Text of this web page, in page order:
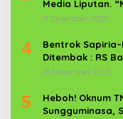
Media Liputan.
11 Desember 2025
4
Bentrok
Ditembak : RS
Aparat TNI-
19 November 2025
5
Heboh! Oknum
Sungguminasa,